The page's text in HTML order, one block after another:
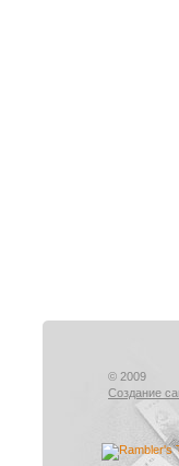
© 2009
Создание